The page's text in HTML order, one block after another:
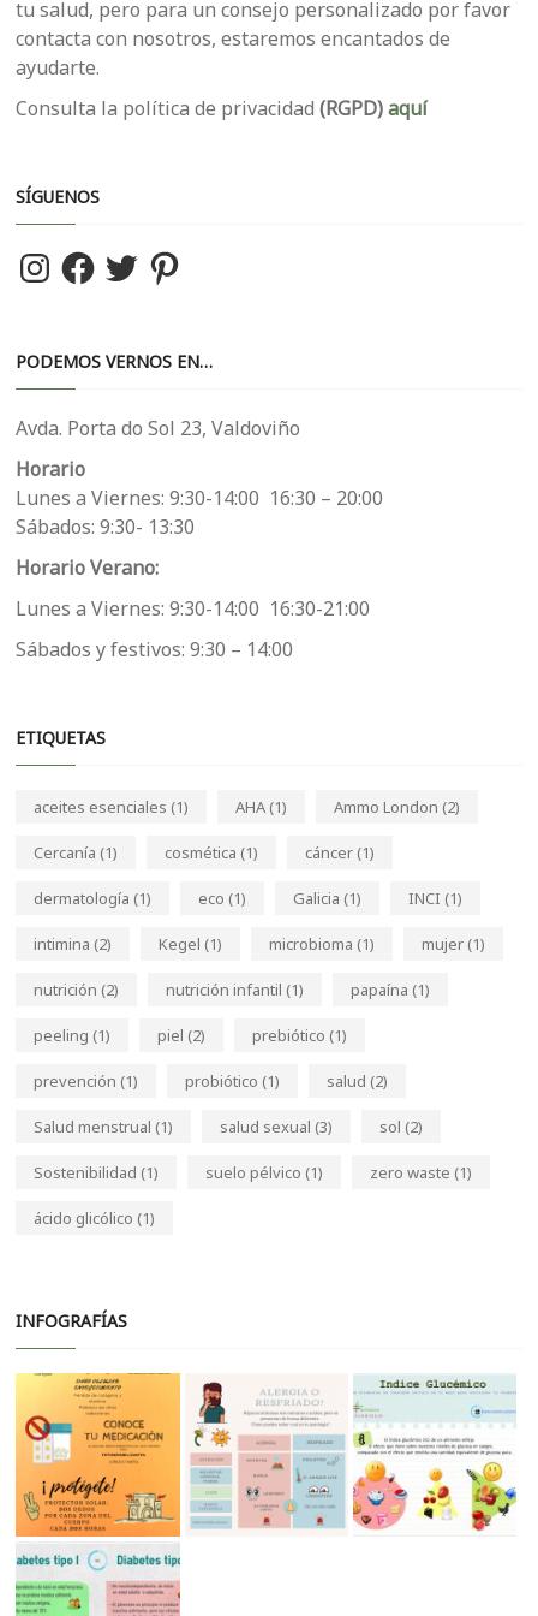
tu salud, pero para un consejo personalizado por favor
contacta con nosotros, estaremos encantados de
ayudarte.
Consulta la política de privacidad(RGPD)aquí
SÍGUENOS
Instagram
FacebookTwitterPinterest
PODEMOS VERNOS EN…
Avda. Porta do Sol 23, Valdoviño
Horario
Lunes a Viernes: 9:30-14:00 16:30 – 20:00
Sábados: 9:30- 13:30
Horario Verano:
Lunes a Viernes: 9:30-14:00 16:30-21:00
Sábados y festivos: 9:30 – 14:00
ETIQUETAS
aceites esenciales (1) AHA (1) Ammo London (2)
Cercanía (1) cosmética (1) cáncer (1)
dermatología (1) eco (1) Galicia (1) INCI (1)
intimina (2) Kegel (1) microbioma (1) mujer (1)
nutrición (2) nutrición infantil (1) papaína (1)
peeling (1) piel (2) prebiótico (1)
prevención (1) probiótico (1) salud (2)
Salud menstrual (1) salud sexual (3) sol (2)
Sostenibilidad (1) suelo pélvico (1) zero waste (1)
ácido glicólico (1)
INFOGRAFÍAS